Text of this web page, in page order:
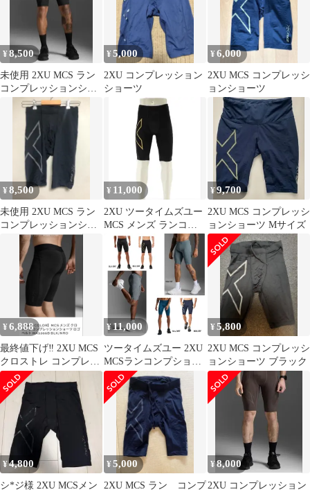
¥8,500
未使用 2XU MCS ラン
コンプレッションショ
ーツ メンズ 金 XS
¥5,000
2XU コンプレッション
ショーツ
¥6,000
2XU MCS コンプレッシ
ョンショーツ
¥8,500
未使用 2XU MCS ラン
コンプレッションショ
ーツ メンズ 黒 L
¥ 11,000
2XU ツータイムズユー
MCS メンズ ランコン
プショーツMA5331B着
¥9,700
2XU MCS コンプレッシ
ョンショーツ Mサイズ
¥6,888
最終値下げ‼️ 2XU MCS
クロストレ コンプレッ
ションショーツ ロゴベ
ルト
¥11,000
ツータイムズユー 2XU
MCSランコンプショー
ツ インナー タイツ ラ
ンニング トレーニング
着圧 ハーフ 26SS
(MA5331B)、BLK/GRF
¥5,800
2XU MCS コンプレッシ
ョンショーツ ブラック
¥4,800
シ*ジ様 2XU MCSメン
¥5,000
2XU MCS ラン コンプ
¥8,000
2XU コンプレッション